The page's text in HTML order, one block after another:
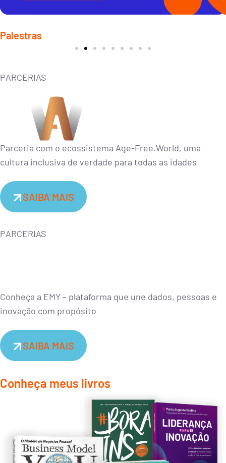
Palestras
Liderança ágil e adaptativa
Conceito que surge em resposta à complexidade das mudanças no
ambiente de negócios atual.
PARCERIAS
Parceria com o ecossistema Age-Free.World, uma
cultura inclusiva de verdade para todas as idades
SAIBA MAIS
PARCERIAS
Conheça a EMY – plataforma que une dados, pessoas e
inovação com propósito
SAIBA MAIS
Conheça meus livros